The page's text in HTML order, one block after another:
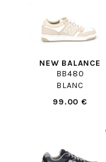
NEW BALANCE
BB480
BLANC
99.00 €